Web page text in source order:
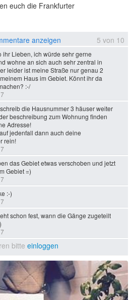
euch die Frankfurter
anzeigen 5 von 10
ihr Lieben, ich würde sehr gerne
wohne an sich auch sehr zentral in
leider ist meine Straße nur genau 2
Haus im Gebiet. Könnt ihr da
:-/
die Hausnummer 3 häuser weiter
beschreibung zum Wohnung finden
Adresse!
jedenfall dann auch deine
rein!
das Gebiet etwas verschoben und jetzt
Gebiet =)
:-)
schon fest, wann die Gänge zugeteilt
bitte einloggen